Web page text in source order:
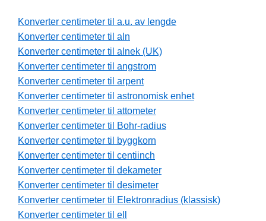
Konverter centimeter til a.u. av lengde
Konverter centimeter til aln
Konverter centimeter til alnek (UK)
Konverter centimeter til angstrom
Konverter centimeter til arpent
Konverter centimeter til astronomisk enhet
Konverter centimeter til attometer
Konverter centimeter til Bohr-radius
Konverter centimeter til byggkorn
Konverter centimeter til centiinch
Konverter centimeter til dekameter
Konverter centimeter til desimeter
Konverter centimeter til Elektronradius (klassisk)
Konverter centimeter til ell